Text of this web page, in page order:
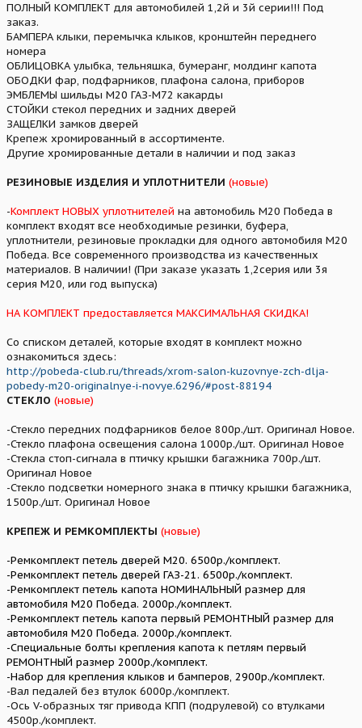
ПОЛНЫЙ КОМПЛЕКТ для автомобилей 1,2й и 3й серии!!! Под
заказ.
БАМПЕРА клыки, перемычка клыков, кронштейн переднего
номера
ОБЛИЦОВКА улыбка, тельняшка, бумеранг, молдинг капота
ОБОДКИ фар, подфарников, плафона салона, приборов
ЭМБЛЕМЫ шильды М20 ГАЗ-М72 какарды
СТОЙКИ стекол передних и задних дверей
ЗАЩЕЛКИ замков дверей
Крепеж хромированный в ассортименте.
Другие хромированные детали в наличии и под заказ
РЕЗИНОВЫЕ ИЗДЕЛИЯ И УПЛОТНИТЕЛИ (новые)
-Комплект НОВЫХ уплотнителей на автомобиль М20 Победа в
комплект входят все необходимые резинки, буфера,
уплотнители, резиновые прокладки для одного автомобиля М20
Победа. Все современного производства из качественных
материалов. В наличии! (При заказе указать 1,2серия или 3я
серия М20, или год выпуска)
НА КОМПЛЕКТ предоставляется МАКСИМАЛЬНАЯ СКИДКА!
Со списком деталей, которые входят в комплект можно
ознакомиться здесь:
http://pobeda-club.ru/threads/xrom-salon-kuzovnye-zch-dlja-
pobedy-m20-originalnye-i-novye.6296/#post-88194
СТЕКЛО (новые)
-Стекло передних подфарников белое 800р./шт. Оригинал Новое.
-Стекло плафона освещения салона 1000р./шт. Оригинал Новое
-Стекла стоп-сигнала в птичку крышки багажника 700р./шт.
Оригинал Новое
-Стекло подсветки номерного знака в птичку крышки багажника,
1500р./шт. Оригинал Новое
КРЕПЕЖ И РЕМКОМПЛЕКТЫ (новые)
-Ремкомплект петель дверей М20. 6500р./комплект.
-Ремкомплект петель дверей ГАЗ-21. 6500р./комплект.
-Ремкомплект петель капота НОМИНАЛЬНЫЙ размер для
автомобиля М20 Победа. 2000р./комплект.
-Ремкомплект петель капота первый РЕМОНТНЫЙ размер для
автомобиля М20 Победа. 2000р./комплект.
-Специальные болты крепления капота к петлям первый
РЕМОНТНЫЙ размер 2000р./комплект.
-Набор для крепления клыков и бамперов, 2900р./комплект.
-Вал педалей без втулок 6000р./комплект.
-Ось V-образных тяг привода КПП (подрулевой) со втулками
4500р./комплект.